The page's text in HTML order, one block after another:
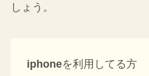
しょう。
iphoneを利用してる方